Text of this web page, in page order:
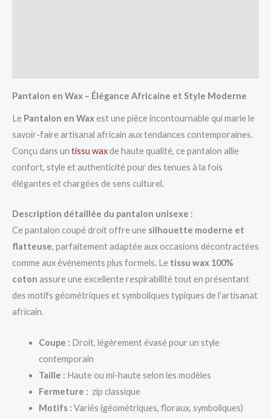
Pantalon en Wax – Élégance Africaine et Style Moderne
Le Pantalon en Waxest une pièce incontournable qui marie le
savoir-faire artisanal africain aux tendances contemporaines.
Conçu dans un tissu waxde haute qualité, ce pantalon allie
confort, style et authenticité pour des tenues à la fois
élégantes et chargées de sens culturel.
Description détaillée du pantalon unisexe :
Ce pantalon coupé droit offre une silhouette moderne et
flatteuse, parfaitement adaptée aux occasions décontractées
comme aux événements plus formels. Le tissu wax 100%
coton assure une excellente respirabilité tout en présentant
des motifs géométriques et symboliques typiques de l’artisanat
africain.
Coupe : Droit, légèrement évasé pour un style
contemporain
Taille : Haute ou mi-haute selon les modèles
Fermeture : zip classique
Motifs : Variés (géométriques, floraux, symboliques)